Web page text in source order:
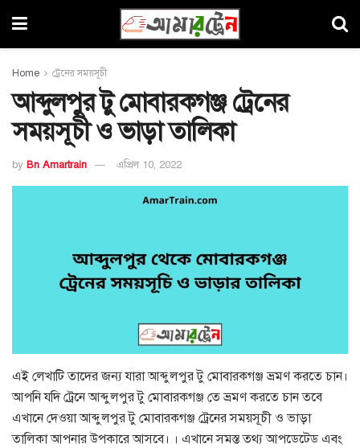
Home ট্রেনের সময়সূচী
আব্দুলপুর টু মোবারকগঞ্জ ট্রেনের
সময়সূচী ও ভাড়া তালিকা
by Bn Amartrain এপ্রিল 10, 2022
এই লেখাটি তাদের জন্য যারা আব্দুলপুর টু মোবারকগঞ্জ ভ্রমণ করতে চান।
আপনি যদি ট্রেনে আব্দুলপুর টু মোবারকগঞ্জ তে ভ্রমণ করতে চান তবে
এখানে দেওয়া আব্দুলপুর টু মোবারকগঞ্জ ট্রেনের সময়সূচী ও ভাড়া
তালিকা আপনার উপকারে আসবে। । এখানে সমস্ত তথ্য আপডেটেড এবং